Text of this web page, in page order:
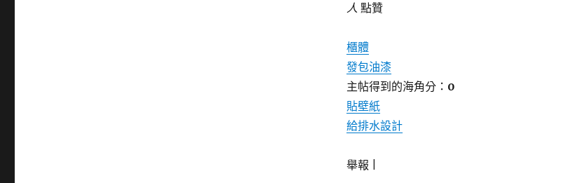
人 點贊
櫃體
發包油漆
主帖得到的海角分： 0
貼壁紙
給排水設計
舉報 |